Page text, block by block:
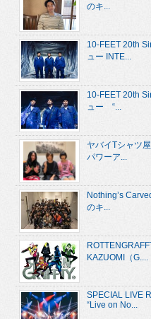
のキ...
10-FEET 20th
ュー INTE...
10-FEET 20th
ュー “...
ヤバイTシャツ
パワーア...
Nothing’s
のキ...
KAZUOMI（G....
SPECIAL LIVE
“Live on No...